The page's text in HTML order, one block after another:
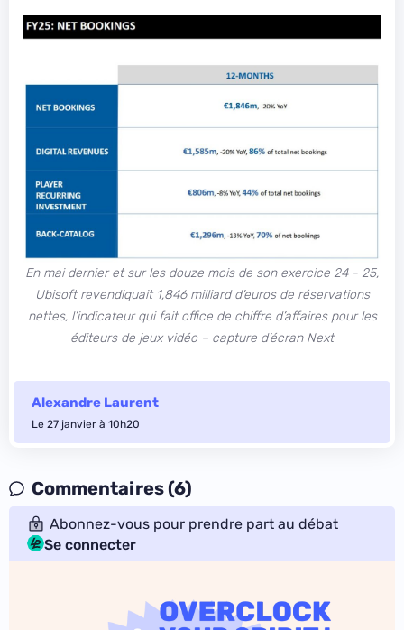
En mai dernier et sur les douze mois de son exercice 24 - 25,
Ubisoft revendiquait 1,846 milliard d’euros de réservations
nettes, l’indicateur qui fait office de chiffre d’affaires pour les
éditeurs de jeux vidéo – capture d’écran Next
Alexandre Laurent
Le 27 janvier à 10h20
Commentaires (6)
Abonnez-vous pour prendre part au débat
Se connecter